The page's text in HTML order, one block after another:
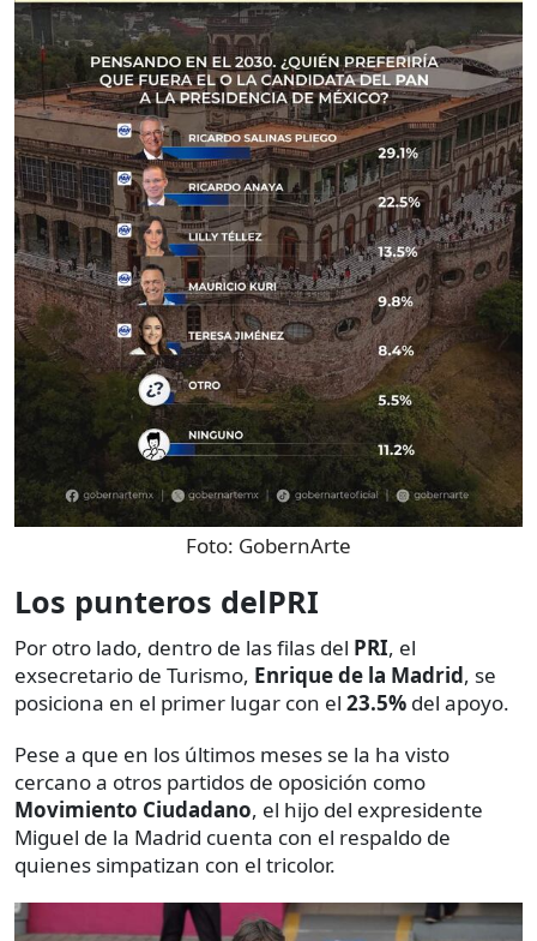
Foto: GobernArte
Los punteros delPRI
Por otro lado, dentro de las filas del PRI, el
exsecretario de Turismo, Enrique de la Madrid, se
posiciona en el primer lugar con el 23.5% del apoyo.
Pese a que en los últimos meses se la ha visto
cercano a otros partidos de oposición como
Movimiento Ciudadano, el hijo del expresidente
Miguel de la Madrid cuenta con el respaldo de
quienes simpatizan con el tricolor.